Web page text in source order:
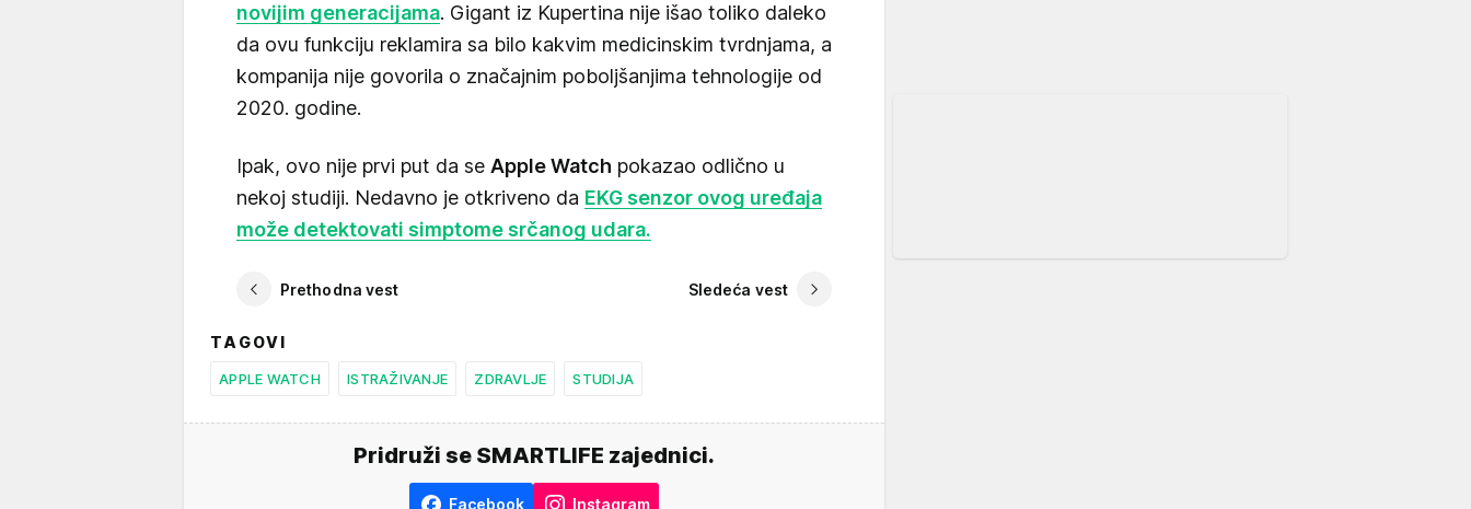
novijim generacijama. Gigant iz Kupertina nije išao toliko daleko
da ovu funkciju reklamira sa bilo kakvim medicinskim tvrdnjama, a
kompanija nije govorila o značajnim poboljšanjima tehnologije od
2020. godine.
Ipak, ovo nije prvi put da se Apple Watch pokazao odlično u
nekoj studiji. Nedavno je otkriveno da EKG senzor ovog uređaja
može detektovati simptome srčanog udara.
Prethodna vest Sledeća vest
TAGOVI
APPLE WATCH ISTRAŽIVANJE ZDRAVLJE STUDIJA
Pridruži se SMARTLIFE zajednici.
Facebook Instagram